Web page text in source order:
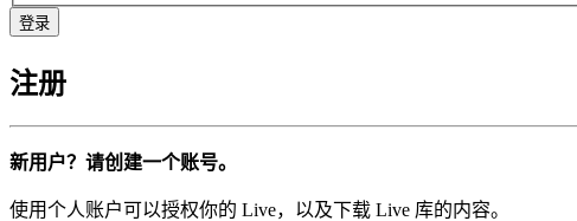
注册
新用户？请创建一个账号。
使用个人账户可以授权你的 Live，以及下载 Live 库的内容。